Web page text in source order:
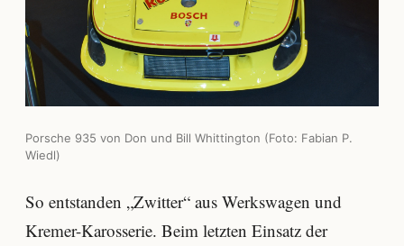
Porsche 935 von Don und Bill Whittington (Foto: Fabian P.
Wiedl)
So entstanden „Zwitter“ aus Werkswagen und
Kremer-Karosserie. Beim letzten Einsatz der